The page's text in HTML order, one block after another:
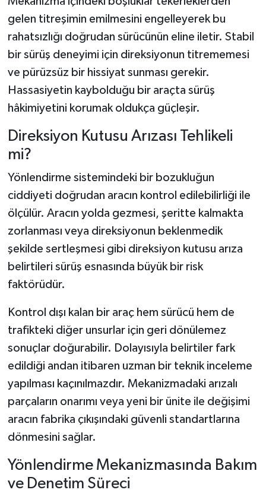
gelen titreşimin emilmesini engelleyerek bu
rahatsızlığı doğrudan sürücünün eline iletir. Stabil
bir sürüş deneyimi için direksiyonun titrememesi
ve pürüzsüz bir hissiyat sunması gerekir.
Hassasiyetin kaybolduğu bir araçta sürüş
hâkimiyetini korumak oldukça güçleşir.
Direksiyon Kutusu Arızası Tehlikeli
mi?
Yönlendirme sistemindeki bir bozukluğun
ciddiyeti doğrudan aracın kontrol edilebilirliği ile
ölçülür. Aracın yolda gezmesi, şeritte kalmakta
zorlanması veya direksiyonun beklenmedik
şekilde sertleşmesi gibi direksiyon kutusu arıza
belirtileri sürüş esnasında büyük bir risk
faktörüdür.
Kontrol dışı kalan bir araç hem sürücü hem de
trafikteki diğer unsurlar için geri dönülemez
sonuçlar doğurabilir. Dolayısıyla belirtiler fark
edildiği andan itibaren uzman bir teknik inceleme
yapılması kaçınılmazdır. Mekanizmadaki arızalı
parçaların onarımı veya yeni bir ünite ile değişimi
aracın fabrika çıkışındaki güvenli standartlarına
dönmesini sağlar.
Yönlendirme Mekanizmasında Bakım
ve Denetim Süreci